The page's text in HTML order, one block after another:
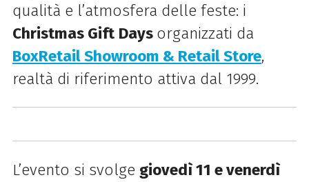
qualità e l’atmosfera delle feste: i
Christmas Gift Days organizzati da
BoxRetail Showroom & Retail Store,
realtà di riferimento attiva dal 1999.
L’evento si svolge giovedì 11 e venerdì